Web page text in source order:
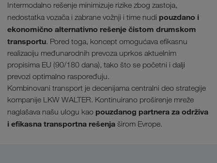
Intermodalno rešenje minimizuje rizike zbog zastoja,
nedostatka vozača i zabrane vožnji i time nudi pouzdano i
ekonomično alternativno rešenje čistom drumskom
transportu. Pored toga, koncept omogućava efikasnu
realizaciju međunarodnih prevoza uprkos aktuelnim
propisima EU (90/180 dana), tako što se početni i dalji
prevozi optimalno raspoređuju.
Kombinovani transport je decenijama centralni deo strategije
kompanije LKW WALTER. Kontinuirano proširenje mreže
naglašava našu ulogu kao pouzdanog partnera za održiva
i efikasna transportna rešenja širom Evrope.